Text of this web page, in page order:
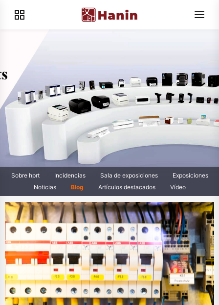
Sobre hprt Incidencias Sala de exposiciones
Exposiciones
Noticias
Blog Artículos destacados Vídeo